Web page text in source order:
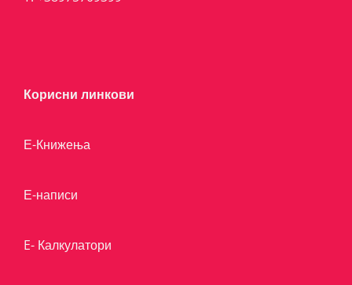
Корисни линкови
Е-Книжења
Е-написи
E- Калкулатори